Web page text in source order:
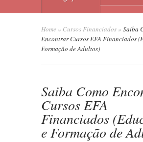
Home » Cursos Financiados» Saiba
Encontrar Cursos EFA Financiados
Formação de Adultos)
Saiba Como
Cursos EFA
Financiados
e Formação de